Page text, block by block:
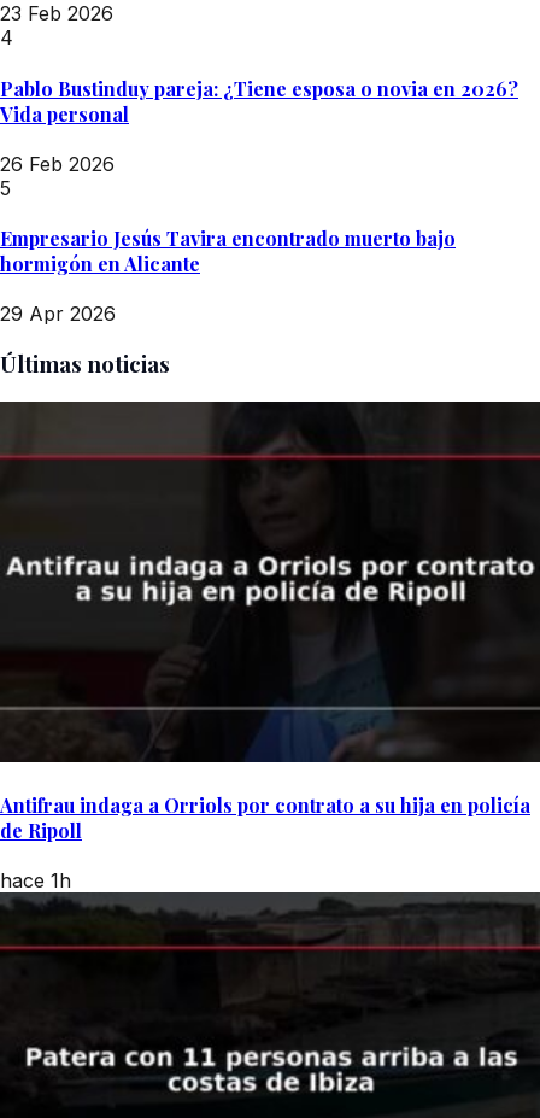
23 Feb 2026
4
Pablo Bustinduy pareja: ¿Tiene esposa o novia en 2026?
Vida personal
26 Feb 2026
5
Empresario Jesús Tavira encontrado muerto bajo
hormigón en Alicante
29 Apr 2026
Últimas noticias
Antifrau indaga a Orriols por contrato a su hija en policía
de Ripoll
hace 1h